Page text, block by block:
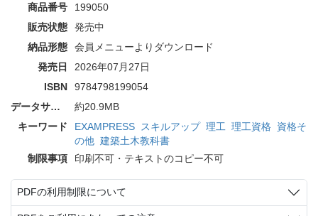
商品番号
199050
販売状態
発売中
納品形態
会員メニューよりダウンロード
発売日
2026年07月27日
ISBN
9784798199054
データサイズ
約20.9MB
キーワード
EXAMPRESS スキルアップ 理工 理工資格 資格そ
の他 建築土木教科書
制限事項
印刷不可・テキストのコピー不可
PDFの利用制限について